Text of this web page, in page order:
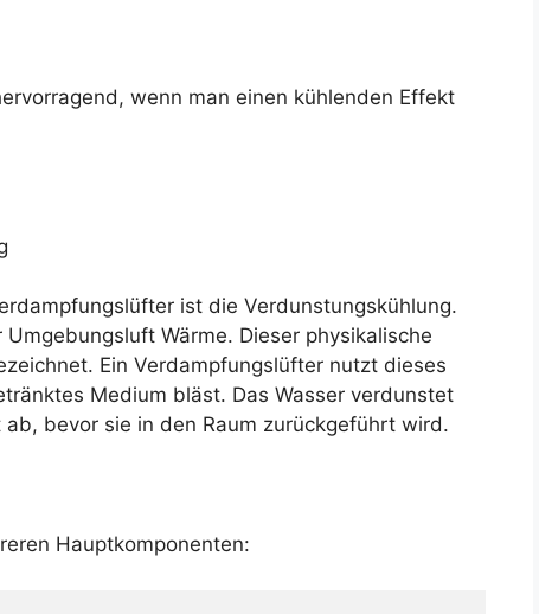
wenn man einen kühlenden Effekt
ist die Verdunstungskühlung.
Wärme. Dieser physikalische
Ein Verdampfungslüfter nutzt dieses
Medium bläst. Das Wasser verdunstet
bevor sie in den Raum zurückgeführt wird.
Hauptkomponenten: